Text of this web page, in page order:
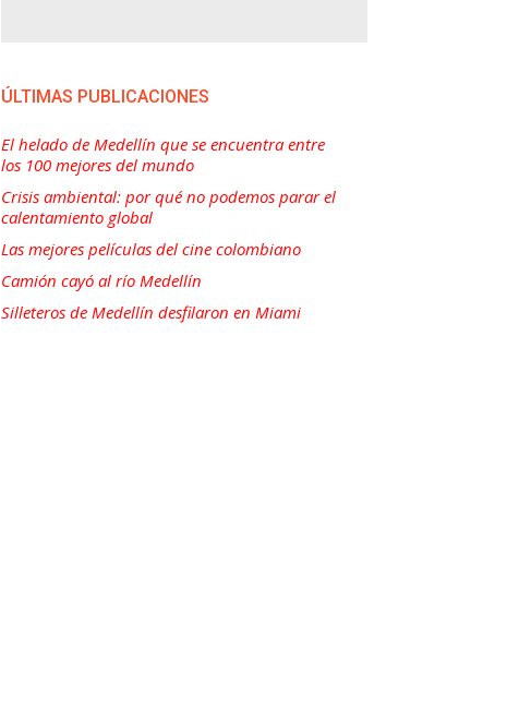
ÚLTIMAS PUBLICACIONES
El helado de Medellín que se encuentra entre
los 100 mejores del mundo
Crisis ambiental: por qué no podemos parar el
calentamiento global
Las mejores películas del cine colombiano
Camión cayó al río Medellín
Silleteros de Medellín desfilaron en Miami